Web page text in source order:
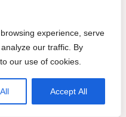
experience, serve
our traffic. By
our use of cookies.
Accept All